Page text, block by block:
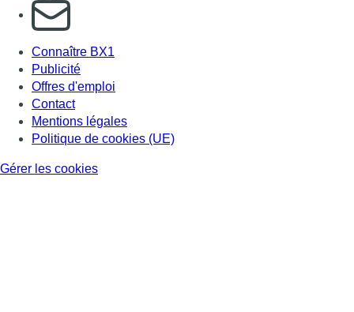
S'abonner à notre newsletter
Connaître BX1
Publicité
Offres d'emploi
Contact
Mentions légales
Politique de cookies (UE)
Gérer les cookies